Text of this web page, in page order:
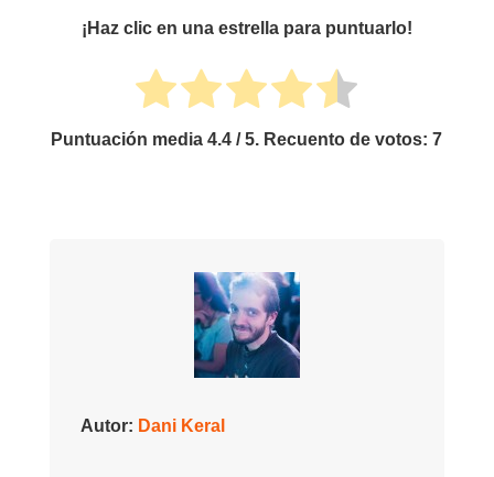
¡Haz clic en una estrella para puntuarlo!
Puntuación media4.4 / 5. Recuento de votos:7
Autor: Dani Keral